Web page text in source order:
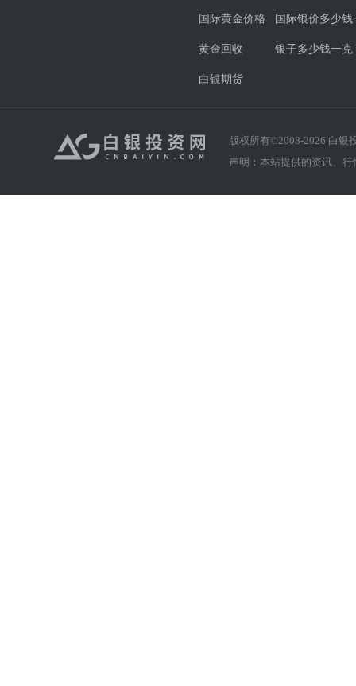
国际黄金价格 国际银价多少钱
黄金回收 银子多少钱一克
白银期货
版权所有©2008-2026 白银
声明：本站提供的资讯、